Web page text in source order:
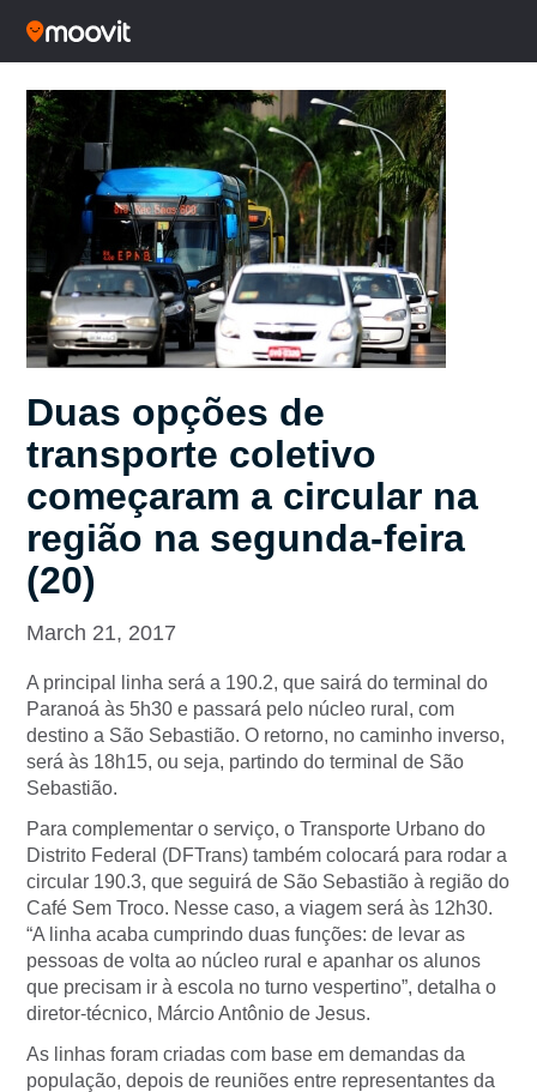
Duas opções de
transporte coletivo
começaram a circular na
região na segunda-feira
(20)
March 21, 2017
A principal linha será a 190.2, que sairá do terminal do
Paranoá às 5h30 e passará pelo núcleo rural, com
destino a São Sebastião. O retorno, no caminho inverso,
será às 18h15, ou seja, partindo do terminal de São
Sebastião.
Para complementar o serviço, o Transporte Urbano do
Distrito Federal (DFTrans) também colocará para rodar a
circular 190.3, que seguirá de São Sebastião à região do
Café Sem Troco. Nesse caso, a viagem será às 12h30.
“A linha acaba cumprindo duas funções: de levar as
pessoas de volta ao núcleo rural e apanhar os alunos
que precisam ir à escola no turno vespertino”, detalha o
diretor-técnico, Márcio Antônio de Jesus.
As linhas foram criadas com base em demandas da
população, depois de reuniões entre representantes da